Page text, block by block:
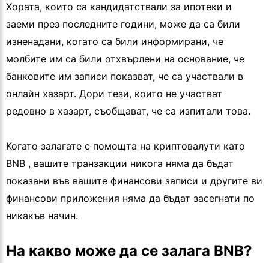
Хората, които са кандидатствали за ипотеки и
заеми през последните години, може да са били
изненадани, когато са били информирани, че
молбите им са били отхвърлени на основание, че
банковите им записи показват, че са участвали в
онлайн хазарт. Дори тези, които не участват
редовно в хазарт, съобщават, че са изпитали това.
Когато залагате с помощта на криптовалути като
BNB , вашите транзакции никога няма да бъдат
показани във вашите финансови записи и другите ви
финансови приложения няма да бъдат засегнати по
никакъв начин.
На какво може да се залага BNB?